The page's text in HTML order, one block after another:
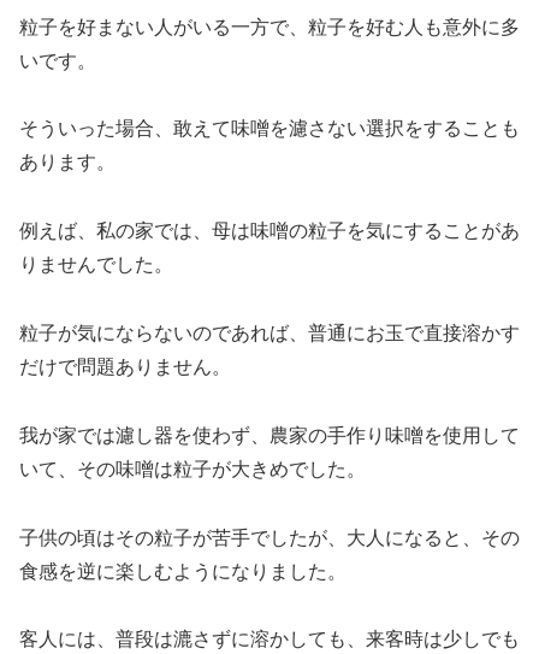
粒子を好まない人がいる一方で、粒子を好む人も意外に多
いです。
そういった場合、敢えて味噌を濾さない選択をすることも
あります。
例えば、私の家では、母は味噌の粒子を気にすることがあ
りませんでした。
粒子が気にならないのであれば、普通にお玉で直接溶かす
だけで問題ありません。
我が家では濾し器を使わず、農家の手作り味噌を使用して
いて、その味噌は粒子が大きめでした。
子供の頃はその粒子が苦手でしたが、大人になると、その
食感を逆に楽しむようになりました。
客人には、普段は漉さずに溶かしても、来客時は少しでも